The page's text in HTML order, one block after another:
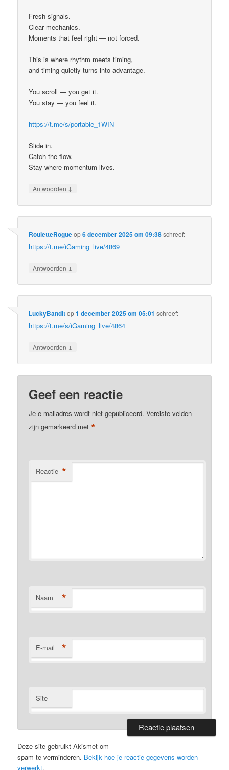
Fresh signals.
Clear mechanics.
Moments that feel right — not forced.
This is where rhythm meets timing,
and timing quietly turns into advantage.
You scroll — you get it.
You stay — you feel it.
https://t.me/s/portable_1WIN
Slide in.
Catch the flow.
Stay where momentum lives.
Antwoorden ↓
RouletteRogueop6 december 2025 om 09:38schreef:
https://t.me/iGaming_live/4869
Antwoorden ↓
LuckyBanditop1 december 2025 om 05:01 schreef:
https://t.me/s/iGaming_live/4864
Antwoorden ↓
Geef een reactie
Je e-mailadres wordt niet gepubliceerd. Vereiste velden
zijn gemarkeerd met*
Reactie *
Naam *
E-mail *
Site
Deze site gebruikt Akismet om
spam te verminderen. Bekijk hoe je reactie gegevens worden
verwerkt.